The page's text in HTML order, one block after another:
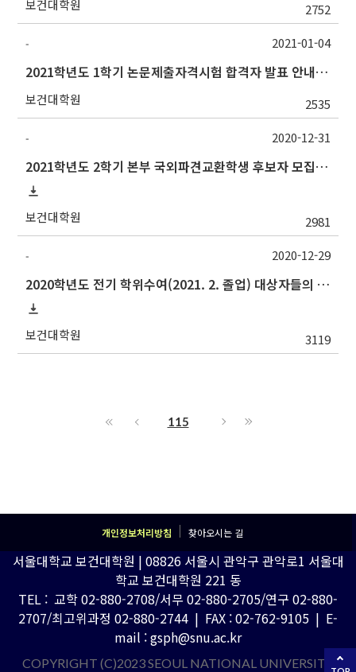
보건대학원 2752
-
2021학년도 1학기 논문제출자격시험 합격자 발표 안내(1/4 오후)
보건대학원 2535
2021-01-04
-
2021학년도 2학기 본부 국외파견교환학생 후보자 모집(기한연장)
보건대학원 2981
2020-12-31
-
2020학년도 전기 학위수여(2021. 2. 졸업) 대상자들의 최종인준 논문 제출 관련 안내
보건대학원 3119
2020-12-29
115
개인정보처리방침 찾아오시는 길
서울대학교 보건대학원 | 08826 서울시 관악구 관악로1 서울대
학교 보건대학원 221 동
TEL : 교학 02-880-2708/서무 02-880-2705/연구 02-880-
2707/최고위과정 02-880-2744 | FAX : 02-762-9105 | E-
mail : gsph@snu.ac.kr
COPYRIGHT (C)2023 SEOUL NATIONAL UNIVERSITY